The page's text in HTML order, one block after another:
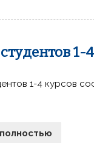
1-
1-4 курсов